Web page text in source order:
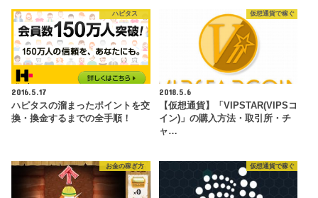
ハピタス
2016.5.17
ハピタスの溜まったポイントを交
換・換金するまでの全手順！
仮想通貨で稼ぐ
2018.5.6
【仮想通貨】「VIPSTAR(VIPSコ
イン)」の購入方法・取引所・チ
ャ…
お金の稼ぎ方 仮想通貨で稼ぐ